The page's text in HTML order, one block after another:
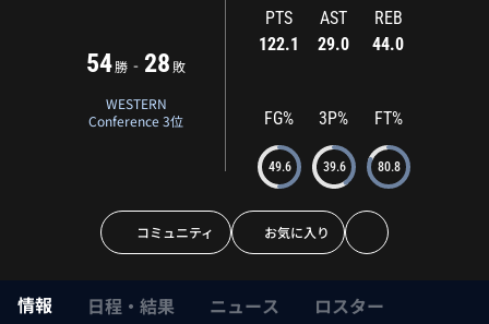
54勝 - 28 敗
WESTERN
Conference 3位
PTS
122.1
AST
29.0
REB
44.0
FG%
49.6
3P%
39.6
FT%
80.8
コミュニティ お気に入り
情報 日程・結果 ニュース ロスター